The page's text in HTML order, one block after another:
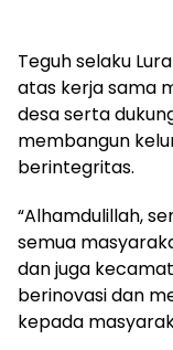
Teguh selaku
atas kerja sama
desa serta
membangun
berintegritas.
“Alhamdulillah,
semua
dan juga
berinovasi dan
kepada